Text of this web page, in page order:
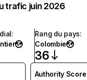
trafic juin 2026
:
Rang du pays:
Colombie
36
Authority Score